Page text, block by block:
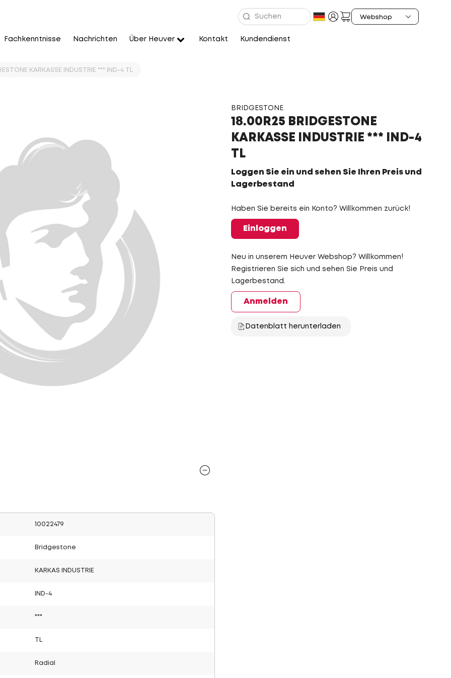
Fachkenntnisse Nachrichten Über Heuver Kontakt Kundendienst
KARKASSE INDUSTRIE *** IND-4 TL
BRIDGESTONE
18.00R25 BRIDGESTONE
KARKASSE INDUSTRIE *** IND-4
TL
Loggen Sie ein und sehen Sie Ihren Preis und
Lagerbestand
Haben Sie bereits ein Konto? Willkommen zurück!
Einloggen
Neu in unserem Heuver Webshop? Willkommen!
Registrieren Sie sich und sehen Sie Preis und
Lagerbestand.
Anmelden
Datenblatt herunterladen
10022479
Bridgestone
KARKAS INDUSTRIE
IND-4
***
Radial